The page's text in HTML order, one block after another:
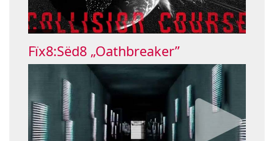
Fïx8:Sëd8 „Oathbreaker”